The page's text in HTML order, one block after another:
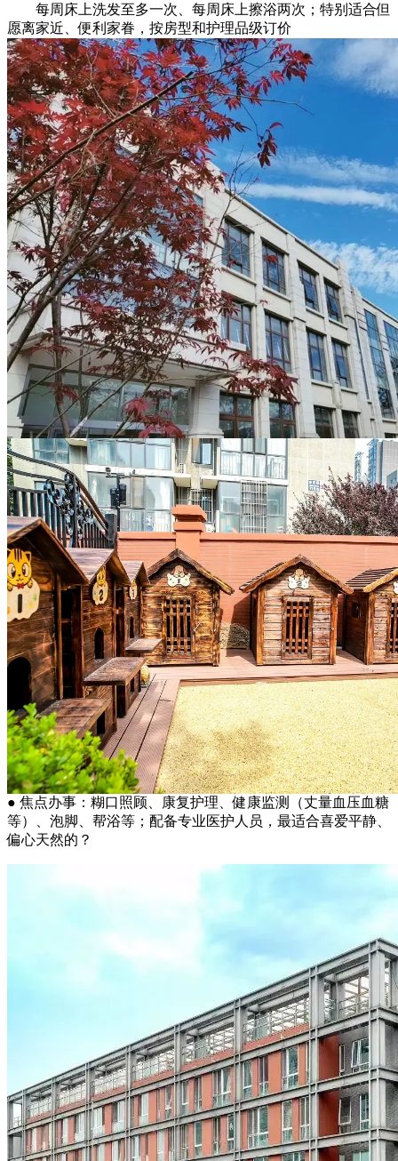
每周床上洗发至多一次、每周床上擦浴两次；特别适合但
愿离家近、便利家眷，按房型和护理品级订价
● 焦点办事：糊口照顾、康复护理、健康监测（丈量血压血糖
等）、泡脚、帮浴等；配备专业医护人员，最适合喜爱平静、
偏心天然的？